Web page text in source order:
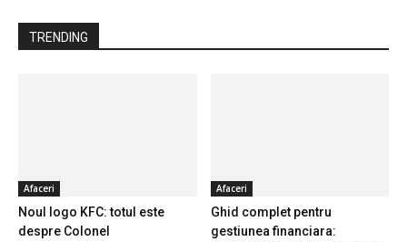
TRENDING
Afaceri
Noul logo KFC: totul este
despre Colonel
Afaceri
Ghid complet pentru
gestiunea financiara: